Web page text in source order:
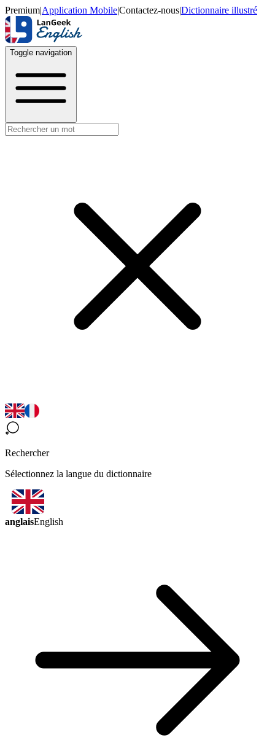
Premium|Application Mobile|Contactez-nous|Dictionnaire illustré
Toggle navigation
Rechercher
Sélectionnez la langue du dictionnaire
anglaisEnglish